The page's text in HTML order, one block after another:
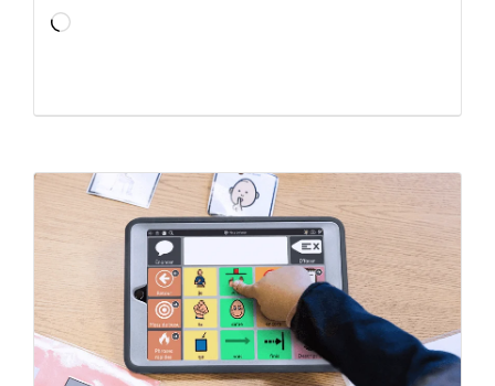
Chargement…